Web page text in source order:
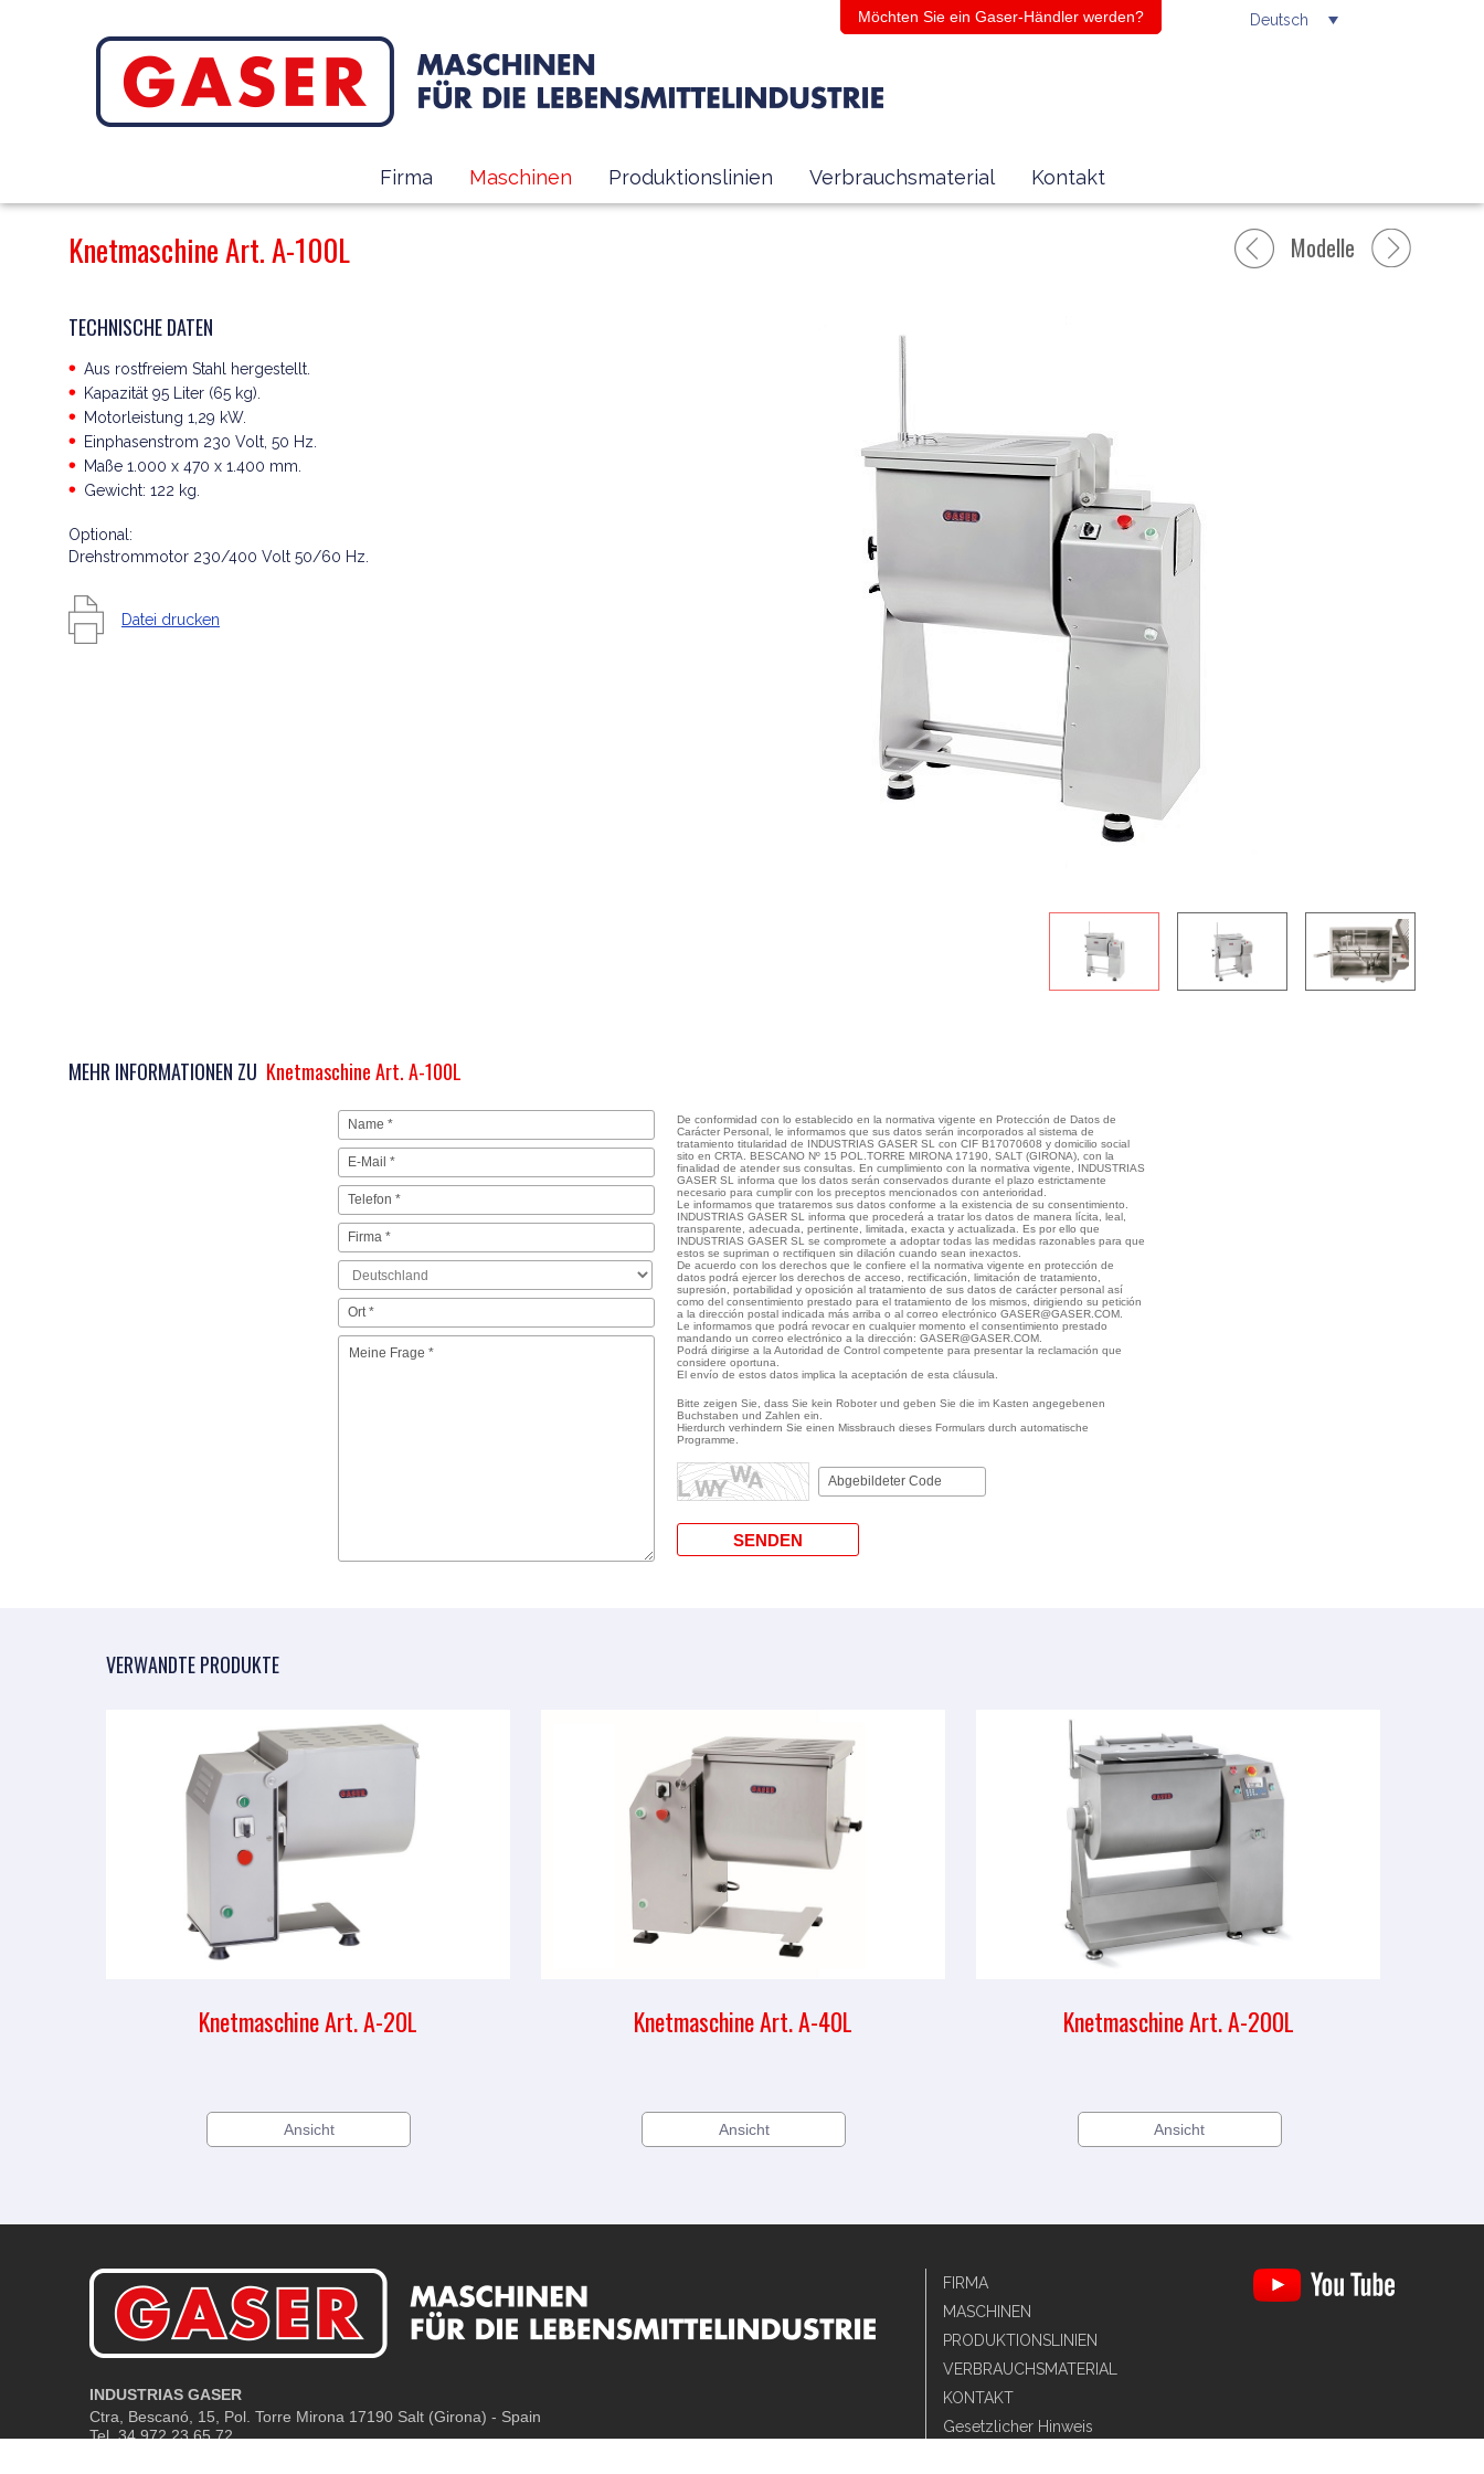
Möchten Sie ein Gaser-Händler werden? Deutsch
Firma Maschinen Produktionslinien Verbrauchsmaterial Kontakt
Knetmaschine Art. A-100L Modelle
TECHNISCHE DATEN
Aus rostfreiem Stahl hergestellt.
Kapazität 95 Liter (65 kg).
Motorleistung 1,29 kW.
Einphasenstrom 230 Volt, 50 Hz.
Maße 1.000 x 470 x 1.400 mm.
Gewicht: 122 kg.
Optional:
Drehstrommotor 230/400 Volt 50/60 Hz.
Datei drucken
MEHR INFORMATIONEN ZU Knetmaschine Art. A-100L
De conformidad con lo establecido en la normativa vigente en Protección de Datos de
Carácter Personal, le informamos que sus datos serán incorporados al sistema de
tratamiento titularidad de INDUSTRIAS GASER SL con CIF B17070608 y domicilio social
sito en CRTA. BESCANO Nº 15 POL.TORRE MIRONA 17190, SALT (GIRONA), con la
finalidad de atender sus consultas. En cumplimiento con la normativa vigente, INDUSTRIAS
GASER SL informa que los datos serán conservados durante el plazo estrictamente
necesario para cumplir con los preceptos mencionados con anterioridad.
Le informamos que trataremos sus datos conforme a la existencia de su consentimiento.
INDUSTRIAS GASER SL informa que procederá a tratar los datos de manera lícita, leal,
transparente, adecuada, pertinente, limitada, exacta y actualizada. Es por ello que
INDUSTRIAS GASER SL se compromete a adoptar todas las medidas razonables para que
estos se supriman o rectifiquen sin dilación cuando sean inexactos.
De acuerdo con los derechos que le confiere el la normativa vigente en protección de
datos podrá ejercer los derechos de acceso, rectificación, limitación de tratamiento,
supresión, portabilidad y oposición al tratamiento de sus datos de carácter personal así
como del consentimiento prestado para el tratamiento de los mismos, dirigiendo su petición
a la dirección postal indicada más arriba o al correo electrónico GASER@GASER.COM.
Le informamos que podrá revocar en cualquier momento el consentimiento prestado
mandando un correo electrónico a la dirección: GASER@GASER.COM.
Podrá dirigirse a la Autoridad de Control competente para presentar la reclamación que
considere oportuna.
El envío de estos datos implica la aceptación de esta cláusula.
Bitte zeigen Sie, dass Sie kein Roboter und geben Sie die im Kasten angegebenen
Buchstaben und Zahlen ein.
Hierdurch verhindern Sie einen Missbrauch dieses Formulars durch automatische
Programme.
VERWANDTE PRODUKTE
Knetmaschine Art. A-20L
Ansicht
Knetmaschine Art. A-40L
Ansicht
Knetmaschine Art. A-200L
Ansicht
INDUSTRIAS GASER
Ctra, Bescanó, 15, Pol. Torre Mirona 17190 Salt (Girona) - Spain
Tel. 34 972 23 65 72
FIRMA
MASCHINEN
PRODUKTIONSLINIEN
VERBRAUCHSMATERIAL
KONTAKT
Gesetzlicher Hinweis